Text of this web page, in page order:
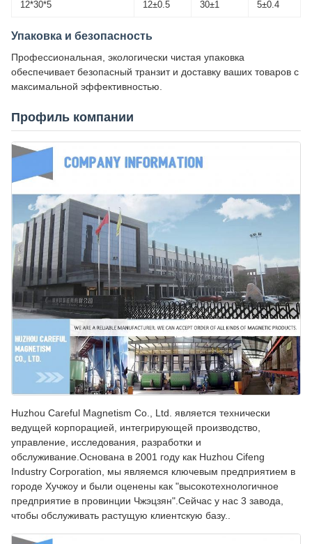
12*30*5 12±0.5 30±1 5±0.4
Упаковка и безопасность
Профессиональная, экологически чистая упаковка
обеспечивает безопасный транзит и доставку ваших товаров с
максимальной эффективностью.
Профиль компании
Huzhou Careful Magnetism Co., Ltd. является технически
ведущей корпорацией, интегрирующей производство,
управление, исследования, разработки и
обслуживание.Основана в 2001 году как Huzhou Cifeng
Industry Corporation, мы являемся ключевым предприятием в
городе Хучжоу и были оценены как "высокотехнологичное
предприятие в провинции Чжэцзян".Сейчас у нас 3 завода,
чтобы обслуживать растущую клиентскую базу..